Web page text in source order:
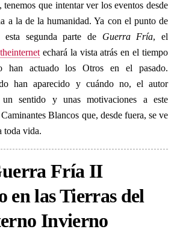
tenemos que intentar ver los eventos desde
a la de la humanidad. Ya con el punto de
segunda parte de Guerra Fría, el
echará la vista atrás en el tiempo
han actuado los Otros en el pasado.
han aparecido y cuándo no, el autor
un sentido y unas motivaciones a este
Blancos que, desde fuera, se ve
toda vida.
Fría II
en las Tierras del
Invierno